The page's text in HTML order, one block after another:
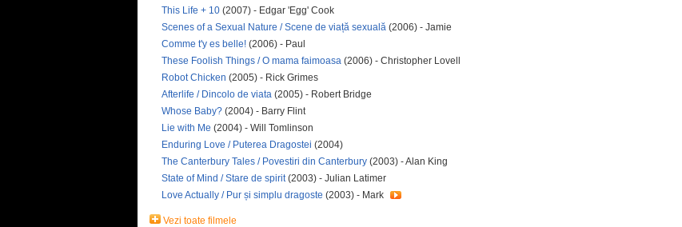
This Life + 10 (2007) - Edgar 'Egg' Cook
Scenes of a Sexual Nature / Scene de viață sexuală (2006) - Jamie
Comme t'y es belle! (2006) - Paul
These Foolish Things / O mama faimoasa (2006) - Christopher Lovell
Robot Chicken (2005) - Rick Grimes
Afterlife / Dincolo de viata (2005) - Robert Bridge
Whose Baby? (2004) - Barry Flint
Lie with Me (2004) - Will Tomlinson
Enduring Love / Puterea Dragostei (2004)
The Canterbury Tales / Povestiri din Canterbury (2003) - Alan King
State of Mind / Stare de spirit(2003) - Julian Latimer
Love Actually / Pur și simplu dragoste (2003) - Mark
Vezi toate filmele